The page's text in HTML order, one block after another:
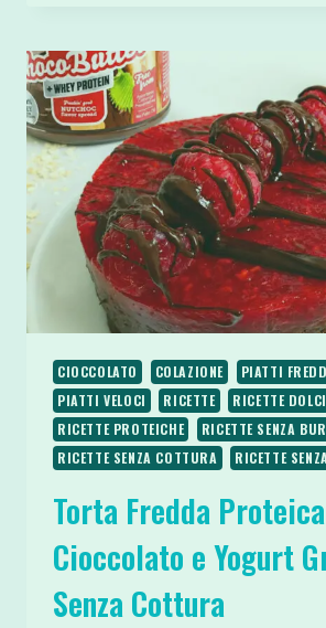
LIGHT
LOW
CARB
CIOCCOLATO COLAZIONE
PIATTI
PIATTI VELOCI
RICETTE
RICETTE DOLCI
RICETTE PROTEICHE
RICETTE SENZA
RICETTE SENZA COTTURA
RICETTE
Torta Fredda
Cioccolato e Yogurt
Senza Cottura